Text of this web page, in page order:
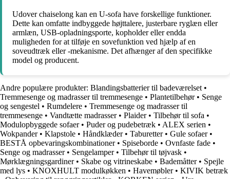
Udover chaiselong kan en U-sofa have forskellige funktioner.
Dette kan omfatte indbyggede højttalere, justerbare ryglæn eller
armlæn, USB-opladningsporte, kopholder eller endda
muligheden for at tilføje en sovefunktion ved hjælp af en
soveudtræk eller -mekanisme. Det afhænger af den specifikke
model og producent.
Andre populære produkter: Blandingsbatterier til badeværelset •
Tremmesenge og madrasser til tremmesenge • Plantetilbehør• Senge
og sengestel • Rumdelere • Tremmesenge og madrasser til
tremmesenge • Vandtætte madrasser• Plaider• Tilbehør til sofa •
Modulopbyggede sofaer• Puder og pudebetræk • ALEX serien •
Wokpander• Klapstole • Håndklæder• Taburetter• Gule sofaer•
BESTÅ opbevaringskombinationer• Spiseborde • Ovnfaste fade •
Senge og madrasser• Sengelamper• Tilbehør til tøjvask •
Mørklægningsgardiner• Skabe og vitrineskabe • Bademåtter• Spejle
med lys • KNOXHULT modulkøkken • Havemøbler• KIVIK betræk